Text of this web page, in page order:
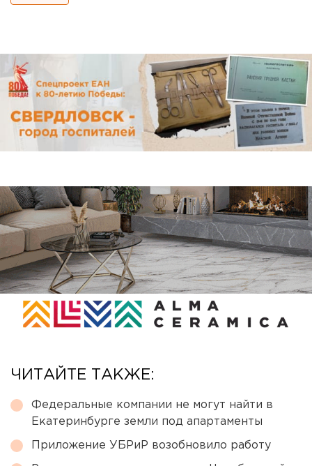
ЧИТАЙТЕ ТАКЖЕ:
Федеральные компании не могут найти в
Екатеринбурге земли под апартаменты
Приложение УБРиР возобновило работу